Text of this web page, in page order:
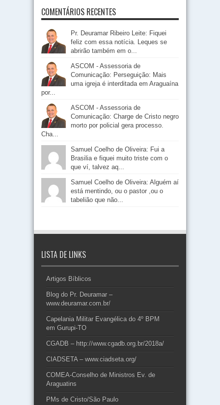
COMENTÁRIOS RECENTES
Pr. Deuramar Ribeiro Leite: Fiquei
feliz com essa notícia. Leques se
abrirão também em o...
ASCOM - Assessoria de
Comunicação: Perseguição: Mais
uma igreja é interditada em Araguaína
por...
ASCOM - Assessoria de
Comunicação: Charge de Cristo negro
morto por policial gera processo.
Cha...
Samuel Coelho de Oliveira: Fui a
Brasilia e fiquei muito triste com o
que ví, talvez aq...
Samuel Coelho de Oliveira: Alguém aí
está mentindo, ou o pastor ,ou o
tabelião que não...
LISTA DE LINKS
Artigos Bíblicos
Blog do Pr. Deuramar –
www.deuramar.com.br/
Capelania Militar Evangélica do 4º BPM
em Gurupi-TO
CGADB – http://www.cgadb.org.br/2018a/
CIADSETA – www.ciadseta.org/
COMEA-Conselho de Ministros Ev. de
Araguatins
PMs de Cristo/São Paulo